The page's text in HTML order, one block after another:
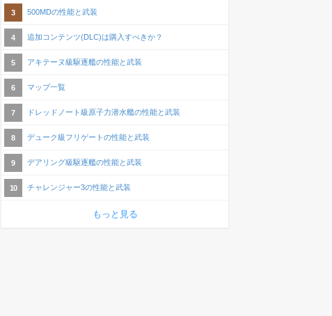
500MDの性能と武装
追加コンテンツ(DLC)は購入すべきか？
アキテーヌ級駆逐艦の性能と武装
マップ一覧
ドレッドノート級原子力潜水艦の性能と武装
デューク級フリゲートの性能と武装
デアリング級駆逐艦の性能と武装
チャレンジャー3の性能と武装
もっと見る